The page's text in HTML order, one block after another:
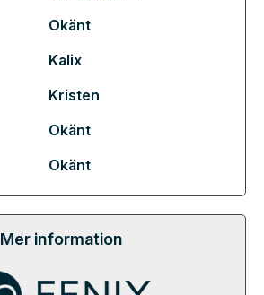
Okänt
Kalix
Kristen
Okänt
Okänt
Mer information